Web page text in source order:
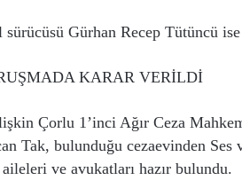
Gürhan Recep Tütüncü
KARAR VERİLDİ
Çorlu 1’inci Ağır Ceza
Tak, bulunduğu cezaevinden
ve avukatları hazır bulundu.